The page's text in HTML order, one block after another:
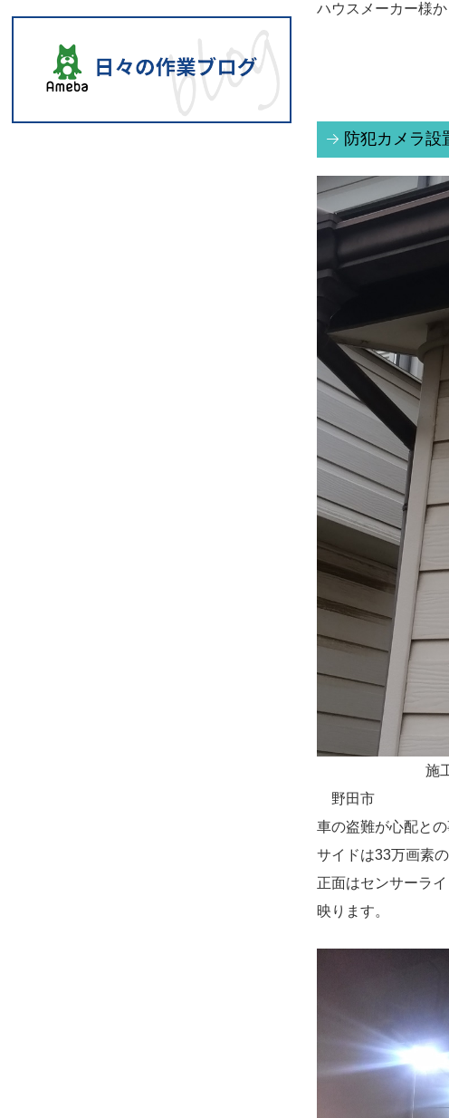
ハウスメーカー様
防犯カメラ
施工
野田市
車の盗難が心配と
サイドは33万画素
正面はセンサーラ
映ります。